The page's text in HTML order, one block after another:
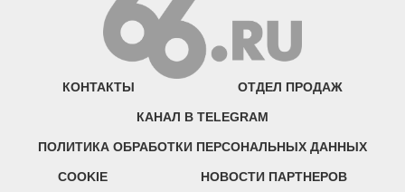
КОНТАКТЫ ОТДЕЛ ПРОДАЖ
КАНАЛ В TELEGRAM
ПОЛИТИКА ОБРАБОТКИ ПЕРСОНАЛЬНЫХ ДАННЫХ
COOKIE НОВОСТИ ПАРТНЕРОВ